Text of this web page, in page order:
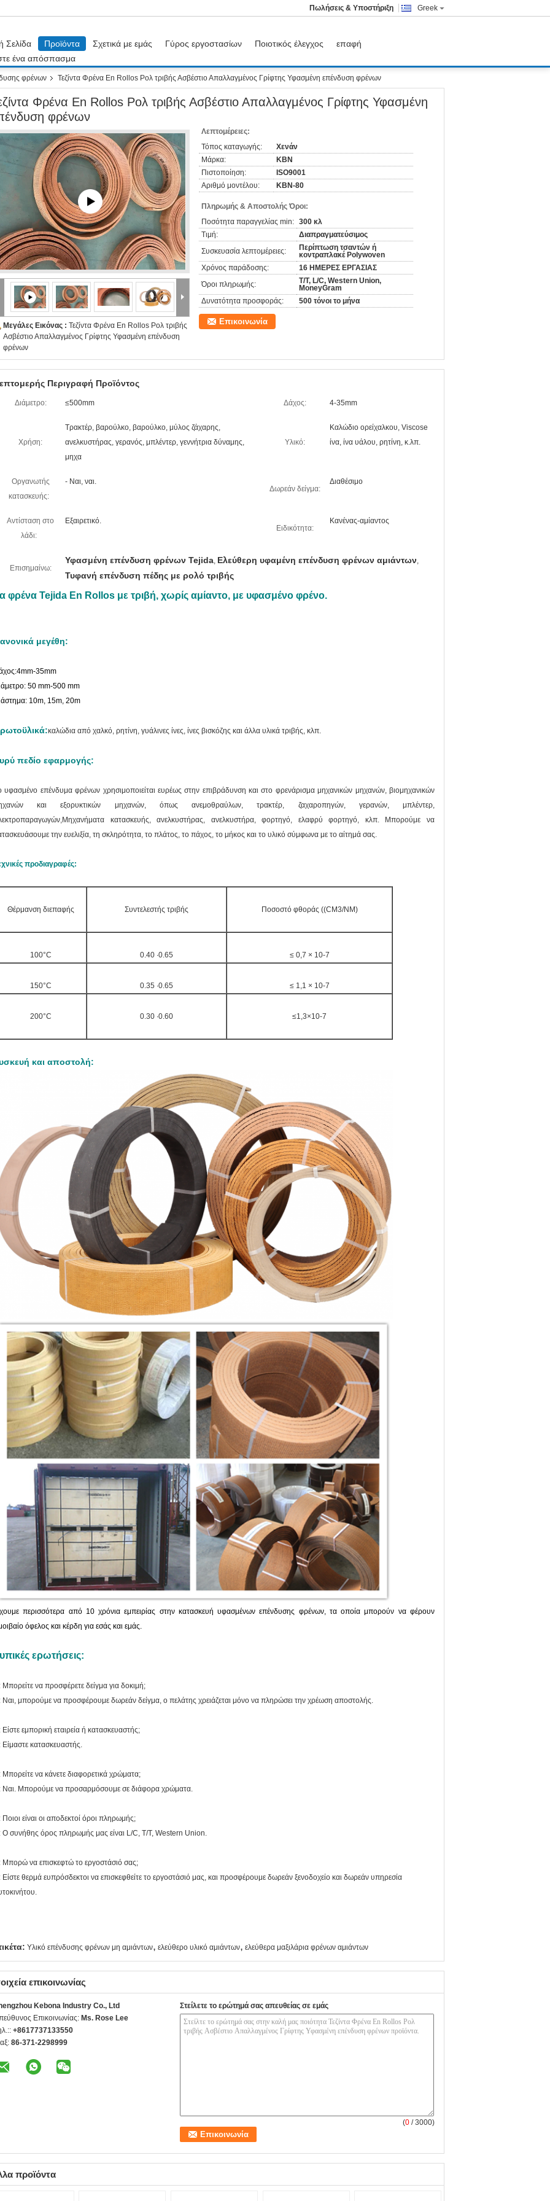
Greek
Πωλήσεις & Υποστήριξη
Σελίδα Προϊόντα Σχετικά με εμάς Γύρος εργοστασίων Ποιοτικός έλεγχος
επαφή
ένα απόσπασμα
φρένων Τεζίντα Φρένα En Rollos Ρολ τριβής Ασβέστιο Απαλλαγμένος Γρίφτης Υφασμένη επένδυση φρένων
Φρένα En Rollos Ρολ τριβής Ασβέστιο Απαλλαγμένος Γρίφτης Υφασμένη
φρένων
Μεγάλες Εικόνας : Τεζίντα Φρένα En Rollos Ρολ τριβής
Ασβέστιο Απαλλαγμένος Γρίφτης Υφασμένη επένδυση
φρένων
Λεπτομέρειες:
Τόπος καταγωγής:
Χενάν
Μάρκα:
KBN
Πιστοποίηση:
ISO9001
Αριθμό μοντέλου:
ΚΒΝ-80
Πληρωμής & Αποστολής Όροι:
Ποσότητα παραγγελίας min: 300 κλ
Τιμή:
Διαπραγματεύσιμος
Συσκευασία λεπτομέρειες:
Περίπτωση τσαντών ή
κοντραπλακέ Polywoven
Χρόνος παράδοσης:
16 ΗΜΕΡΕΣ ΕΡΓΑΣΙΑΣ
Όροι πληρωμής:
T/T, L/C, Western Union,
MoneyGram
Δυνατότητα προσφοράς:
500 τόνοι το μήνα
Επικοινωνία
Περιγραφή Προϊόντος
Διάμετρο: ≤500mm Δάχος: 4-35mm
Χρήση:
Τρακτέρ, βαρούλκο, βαρούλκο, μύλος ζάχαρης,
ανελκυστήρας, γερανός, μπλέντερ, γεννήτρια δύναμης,
μηχα
Υλικό:
Καλώδιο ορείχαλκου, Viscose
ίνα, ίνα υάλου, ρητίνη, κ.λπ.
Οργανωτής
κατασκευής:
- Ναι, ναι.
Δωρεάν δείγμα:
Διαθέσιμο
Αντίσταση στο
λάδι:
Εξαιρετικό.
Ειδικότητα:
Κανένας-αμίαντος
Επισημαίνω:
Υφασμένη επένδυση φρένων Tejida, Ελεύθερη υφαμένη επένδυση φρένων αμιάντων,
Τυφανή επένδυση πέδης με ρολό τριβής
φρένα Tejida En Rollos με τριβή, χωρίς αμίαντο, με υφασμένο φρένο.
μεγέθη:
35mm
50 mm-500 mm
10m, 15m, 20m
καλώδια από χαλκό, ρητίνη, γυάλινες ίνες, ίνες βισκόζης και άλλα υλικά τριβής, κλπ.
πεδίο εφαρμογής:
υφασμένο επένδυμα φρένων χρησιμοποιείται ευρέως στην επιβράδυνση και στο φρενάρισμα μηχανικών μηχανών, βιομηχανικών
και εξορυκτικών μηχανών, όπως ανεμοθραύλων, τρακτέρ, ζαχαροπηγών, γερανών, μπλέντερ,
κατασκευής, ανελκυστήρας, ανελκυστήρα, φορτηγό, ελαφρύ φορτηγό, κλπ.
Μπορούμε να
την ευελιξία, τη σκληρότητα, το πλάτος, το πάχος, το μήκος και το υλικό σύμφωνα με το αίτημά σας.
προδιαγραφές:
Θέρμανση διεπαφής Συντελεστής τριβής Ποσοστό φθοράς ((CM3/NM)
100°C 0.40 ∙0.65 ≤ 0,7 × 10-7
150°C 0.35 ∙0.65 ≤ 1,1 × 10-7
200°C 0.30 ∙0.60 ≤1,3×10-7
και αποστολή:
περισσότερα από 10 χρόνια εμπειρίας στην κατασκευή υφασμένων επένδυσης φρένων, τα οποία μπορούν να φέρουν
όφελος και κέρδη για εσάς και εμάς.
ερωτήσεις:
Μπορείτε να προσφέρετε δείγμα για δοκιμή;
Ναι, μπορούμε να προσφέρουμε δωρεάν δείγμα, ο πελάτης χρειάζεται μόνο να πληρώσει την χρέωση αποστολής.
εμπορική εταιρεία ή κατασκευαστής;
Είμαστε κατασκευαστής.
Μπορείτε να κάνετε διαφορετικά χρώματα;
Ναι. Μπορούμε να προσαρμόσουμε σε διάφορα χρώματα.
Ποιοι είναι οι αποδεκτοί όροι πληρωμής;
Ο συνήθης όρος πληρωμής μας είναι L/C, T/T, Western Union.
Μπορώ να επισκεφτώ το εργοστάσιό σας;
Είστε θερμά ευπρόσδεκτοι να επισκεφθείτε το εργοστάσιό μας, και προσφέρουμε δωρεάν ξενοδοχείο και δωρεάν υπηρεσία
Υλικό επένδυσης φρένων μη αμιάντων, ελεύθερο υλικό αμιάντων, ελεύθερα μαξιλάρια φρένων αμιάντων
επικοινωνίας
Kebona Industry Co., Ltd
Επικοινωνίας: Ms. Rose Lee
+8617737133550
86-371-2298999
Στείλετε το ερώτημά σας απευθείας σε εμάς
(0 / 3000)
προϊόντα